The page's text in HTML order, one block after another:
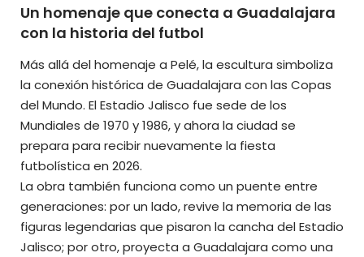
Un homenaje que conecta a Guadalajara
con la historia del futbol
Más allá del homenaje a Pelé, la escultura simboliza
la conexión histórica de Guadalajara con las Copas
del Mundo. El Estadio Jalisco fue sede de los
Mundiales de 1970 y 1986, y ahora la ciudad se
prepara para recibir nuevamente la fiesta
futbolística en 2026.
La obra también funciona como un puente entre
generaciones: por un lado, revive la memoria de las
figuras legendarias que pisaron la cancha del Estadio
Jalisco; por otro, proyecta a Guadalajara como una